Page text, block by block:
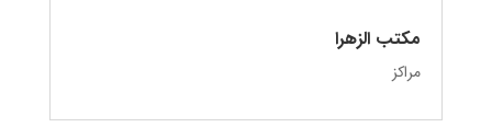
مکتب الزهرا
مراکز